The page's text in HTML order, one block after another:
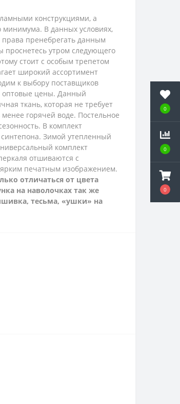
0
0
0
конструкциями, а
минимума. В данных условиях,
права пренебрегать данным
проснетесь утром следующего
стоит с особым трепетом
широкий ассортимент
к выбору поставщиков
оптовые цены. Данный
ткань, которая не требует
горячей воде. Постельное
В комплект
синтепона. Зимой утепленный
комплект
отшиваются с
печатным изображением.
отличаться от цвета
на наволочках так же
тесьма, «ушки» на